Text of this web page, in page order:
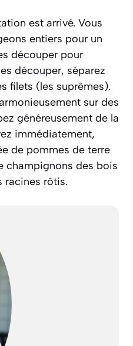
est arrivé. Vous
entiers pour un
découper pour
découper, séparez
filets (les suprêmes).
sur des
généreusement de la
immédiatement,
de pommes de terre
champignons des bois
racines rôtis.